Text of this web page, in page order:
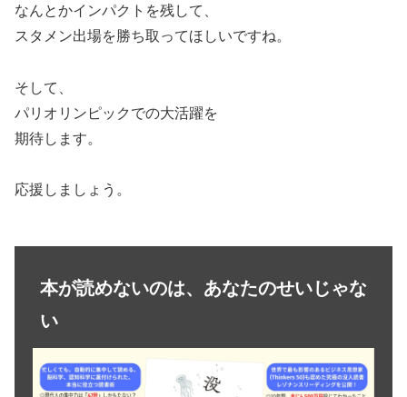
なんとかインパクトを残して、
スタメン出場を勝ち取ってほしいですね。
そして、
パリオリンピックでの大活躍を
期待します。
応援しましょう。
本が読めないのは、あなたのせいじゃな
い